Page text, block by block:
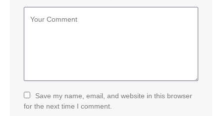
Save my name, email, and website in this browser
for the next time I comment.